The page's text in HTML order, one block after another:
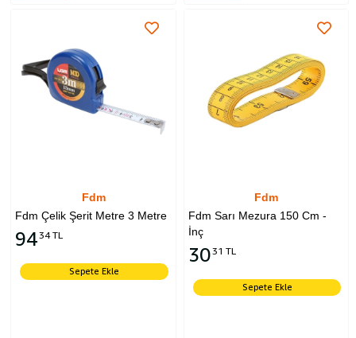
Fdm
Fdm Çelik Şerit Metre 3 Metre
9434 TL
Sepete Ekle
Fdm
Fdm Sarı Mezura 150 Cm -
İnç
3031 TL
Sepete Ekle